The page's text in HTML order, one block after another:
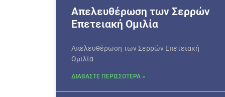
Απελευθέρωση των Σερρών
Επετειακή Ομιλία
Απελευθέρωση των Σερρών Επετειακή
Ομιλία
ΔΙΑΒΑΣΤΕ ΠΕΡΙΣΣΟΤΕΡΑ »